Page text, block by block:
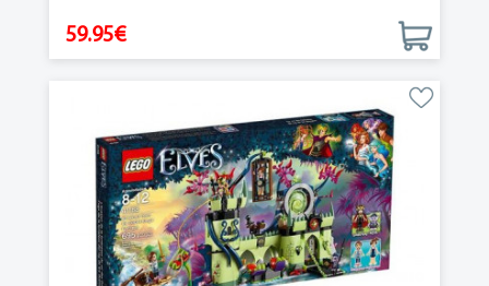
59.95€